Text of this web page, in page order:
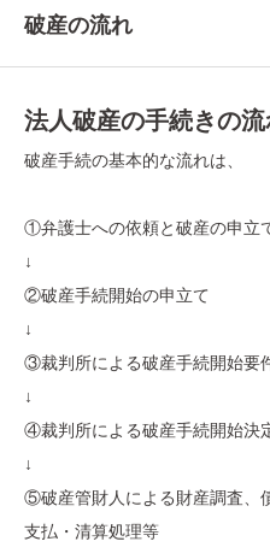
破産の流れ
法人破産の手続きの流
破産手続の基本的な流れは、
①弁護士への依頼と破産の申立
↓
②破産手続開始の申立て
↓
③裁判所による破産手続開始要
↓
④裁判所による破産手続開始決
↓
⑤破産管財人による財産調査、
支払・清算処理等